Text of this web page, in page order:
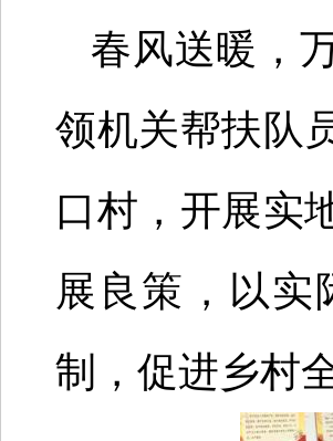
春风送暖，
领机关帮扶队
口村，开展实
展良策，以实
制，促进乡村